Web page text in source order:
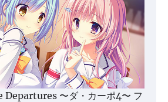
〜ダ・カーポ4〜 フ